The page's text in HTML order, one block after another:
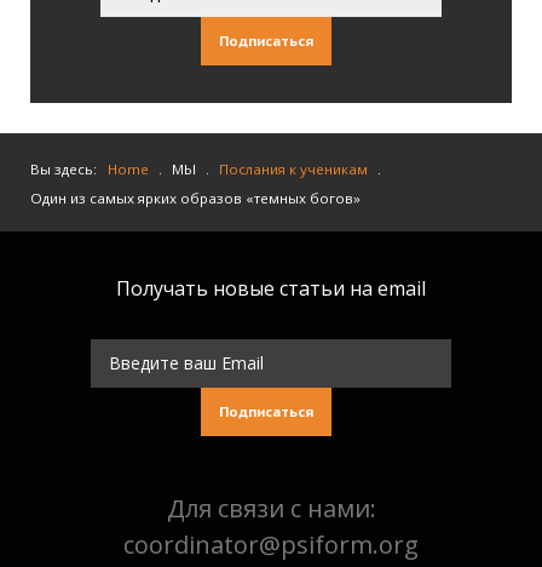
Подписаться
Вы здесь: Home МЫ Послания к ученикам
Один из самых ярких образов «темных богов»
Получать новые статьи на email
Подписаться
Для связи с нами:
coordinator@psiform.org